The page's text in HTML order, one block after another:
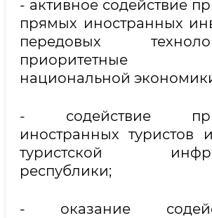
- активное содействие
прямых иностранных
передовых
приоритетные
национальной
- содействие
иностранных туристов
туристской
республики;
- оказание